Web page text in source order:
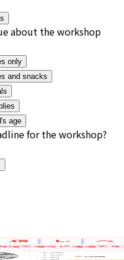
about the workshop
only
and snacks
age
for the workshop?